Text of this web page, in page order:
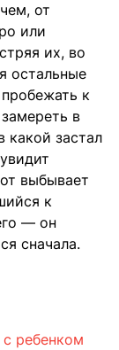
от
или
их, во
остальные
к
в
застал
выбывает
к
— он
сначала.
ребенком